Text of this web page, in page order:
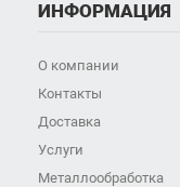
ИНФОРМАЦИЯ
О компании
Контакты
Доставка
Услуги
Металлообработка